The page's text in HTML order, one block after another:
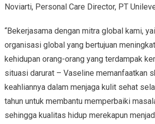
Noviarti, Personal Care Director, PT
“Bekerjasama dengan mitra global kami,
organisasi global yang bertujuan
kehidupan orang-orang yang terdampak
situasi darurat – Vaseline memanfaatkan
keahliannya dalam menjaga kulit sehat
tahun untuk membantu memperbaiki
sehingga kualitas hidup merekapun